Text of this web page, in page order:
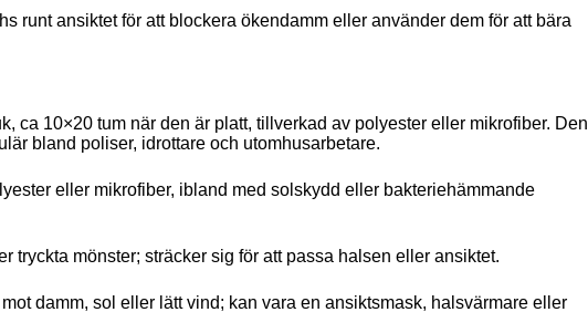
runt ansiktet för att blockera ökendamm eller använder dem för att bära
ca 10×20 tum när den är platt, tillverkad av polyester eller mikrofiber. Den
bland poliser, idrottare och utomhusarbetare.
eller mikrofiber, ibland med solskydd eller bakteriehämmande
tryckta mönster; sträcker sig för att passa halsen eller ansiktet.
damm, sol eller lätt vind; kan vara en ansiktsmask, halsvärmare eller